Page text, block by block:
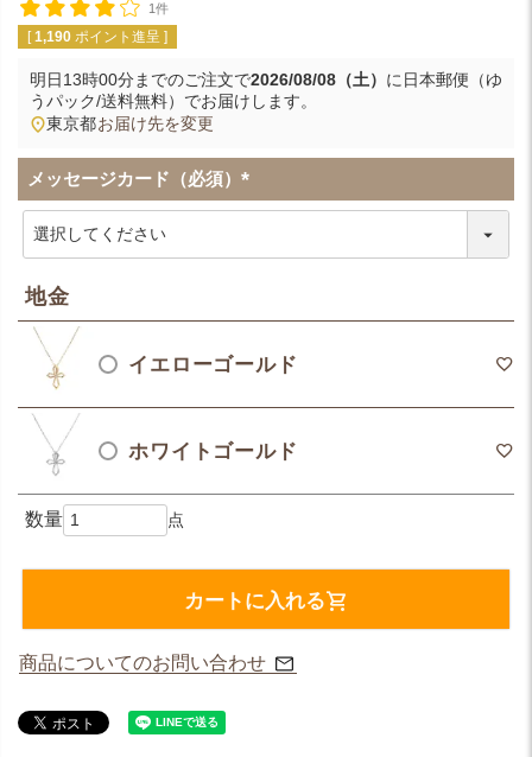
1件
[ 1,190 ポイント進呈 ]
明日13時00分までのご注文で2026/08/08（土） に 日本郵便（ゆ
うパック/送料無料） でお届けします。
東京都お届け先を変更
メッセージカード（必須）
(
地金
イエローゴールド
ホワイトゴールド
カートに入れる
商品についてのお問い合わせ